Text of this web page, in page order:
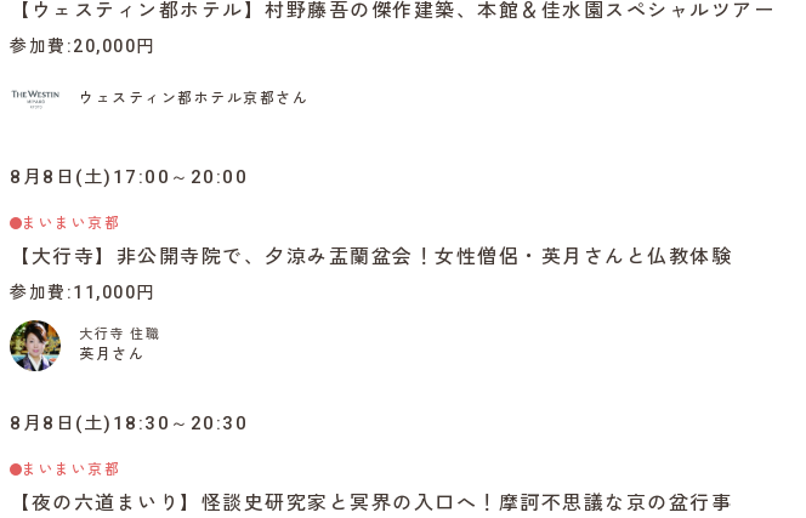
【ウェスティン都ホテル】村野藤吾の傑作建築、本館＆佳水園スペシャルツアー
参加費 20,000円
ウェスティン都ホテル京都さん
8月8日(土)17:00～20:00
まいまい京都
【大行寺】非公開寺院で、夕涼み盂蘭盆会！女性僧侶・英月さんと仏教体験
参加費 11,000円
大行寺 住職
英月さん
8月8日(土)18:30～20:30
まいまい京都
【夜の六道まいり】怪談史研究家と冥界の入口へ！摩訶不思議な京の盆行事